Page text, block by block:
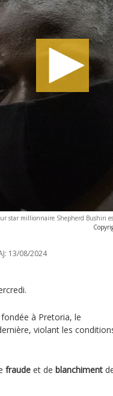
star millionnaire Shepherd Bushiri
13/08/2024
fondée à Pretoria, le
violant les
fraude et de blanchiment